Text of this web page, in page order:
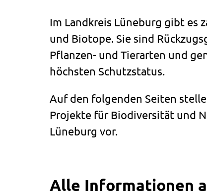
Im Landkreis Lüneburg gibt es
und Biotope. Sie sind
Pflanzen- und Tierarten und
höchsten Schutzstatus.
Auf den folgenden Seiten
Projekte für Biodiversität und
Lüneburg vor.
Alle Informationen